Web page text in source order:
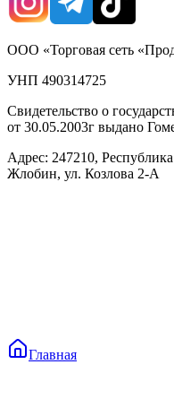
ООО «Торговая сеть
УНП 490314725
Свидетельство о
от 30.05.2003г выдано
Адрес: 247210,
Жлобин, ул. Козлова 2-А
Главная